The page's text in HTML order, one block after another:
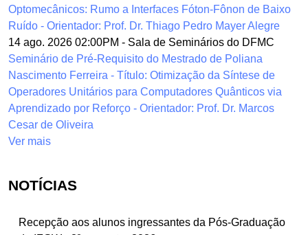
Optomecânicos: Rumo a Interfaces Fóton-Fônon de Baixo
Ruído - Orientador: Prof. Dr. Thiago Pedro Mayer Alegre
14 ago. 2026 02:00PM - Sala de Seminários do DFMC
Seminário de Pré-Requisito do Mestrado de Poliana
Nascimento Ferreira - Título: Otimização da Síntese de
Operadores Unitários para Computadores Quânticos via
Aprendizado por Reforço - Orientador: Prof. Dr. Marcos
Cesar de Oliveira
Ver mais
NOTÍCIAS
Recepção aos alunos ingressantes da Pós-Graduação